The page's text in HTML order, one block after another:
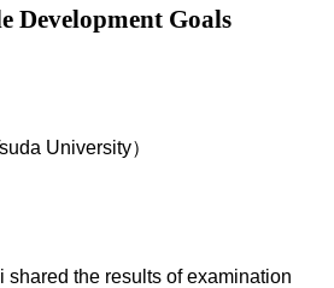
Development Goals
University）
shared the results of examination